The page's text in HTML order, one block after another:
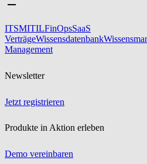
ITSMITILFinOpsSaaS
VerträgeWissensdatenbank
Management
Newsletter
Jetzt registrieren
Produkte in Aktion erleben
Demo vereinbaren